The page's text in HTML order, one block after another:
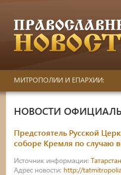
МИТРОПОЛИИ И ЕПАРХИИ:
НОВОСТИ
Предстоятель Русской
соборе Кремля по случаю
Источник информации:
Адрес новости: http://